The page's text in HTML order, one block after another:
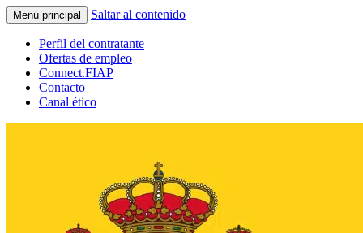
Menú principal Saltar al contenido
Perfil del contratante
Ofertas de empleo
Connect.FIAP
Contacto
Canal ético